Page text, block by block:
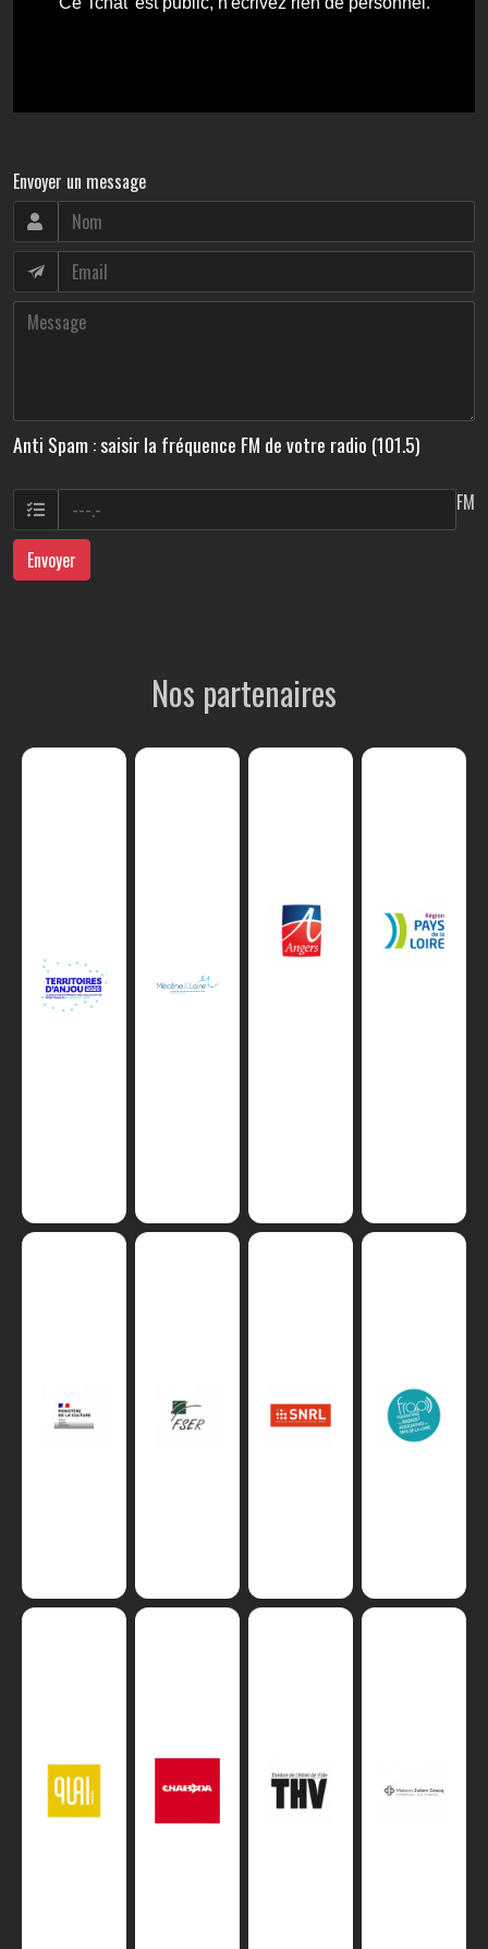
Envoyer un message
Anti Spam : saisir la fréquence FM de votre radio (101.5)
FM
Envoyer
Nos partenaires